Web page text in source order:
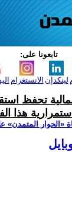
تابعونا على:
الانستغرام لينكدإن
تحفظ
هذا
‫«الحوار المتمدن»